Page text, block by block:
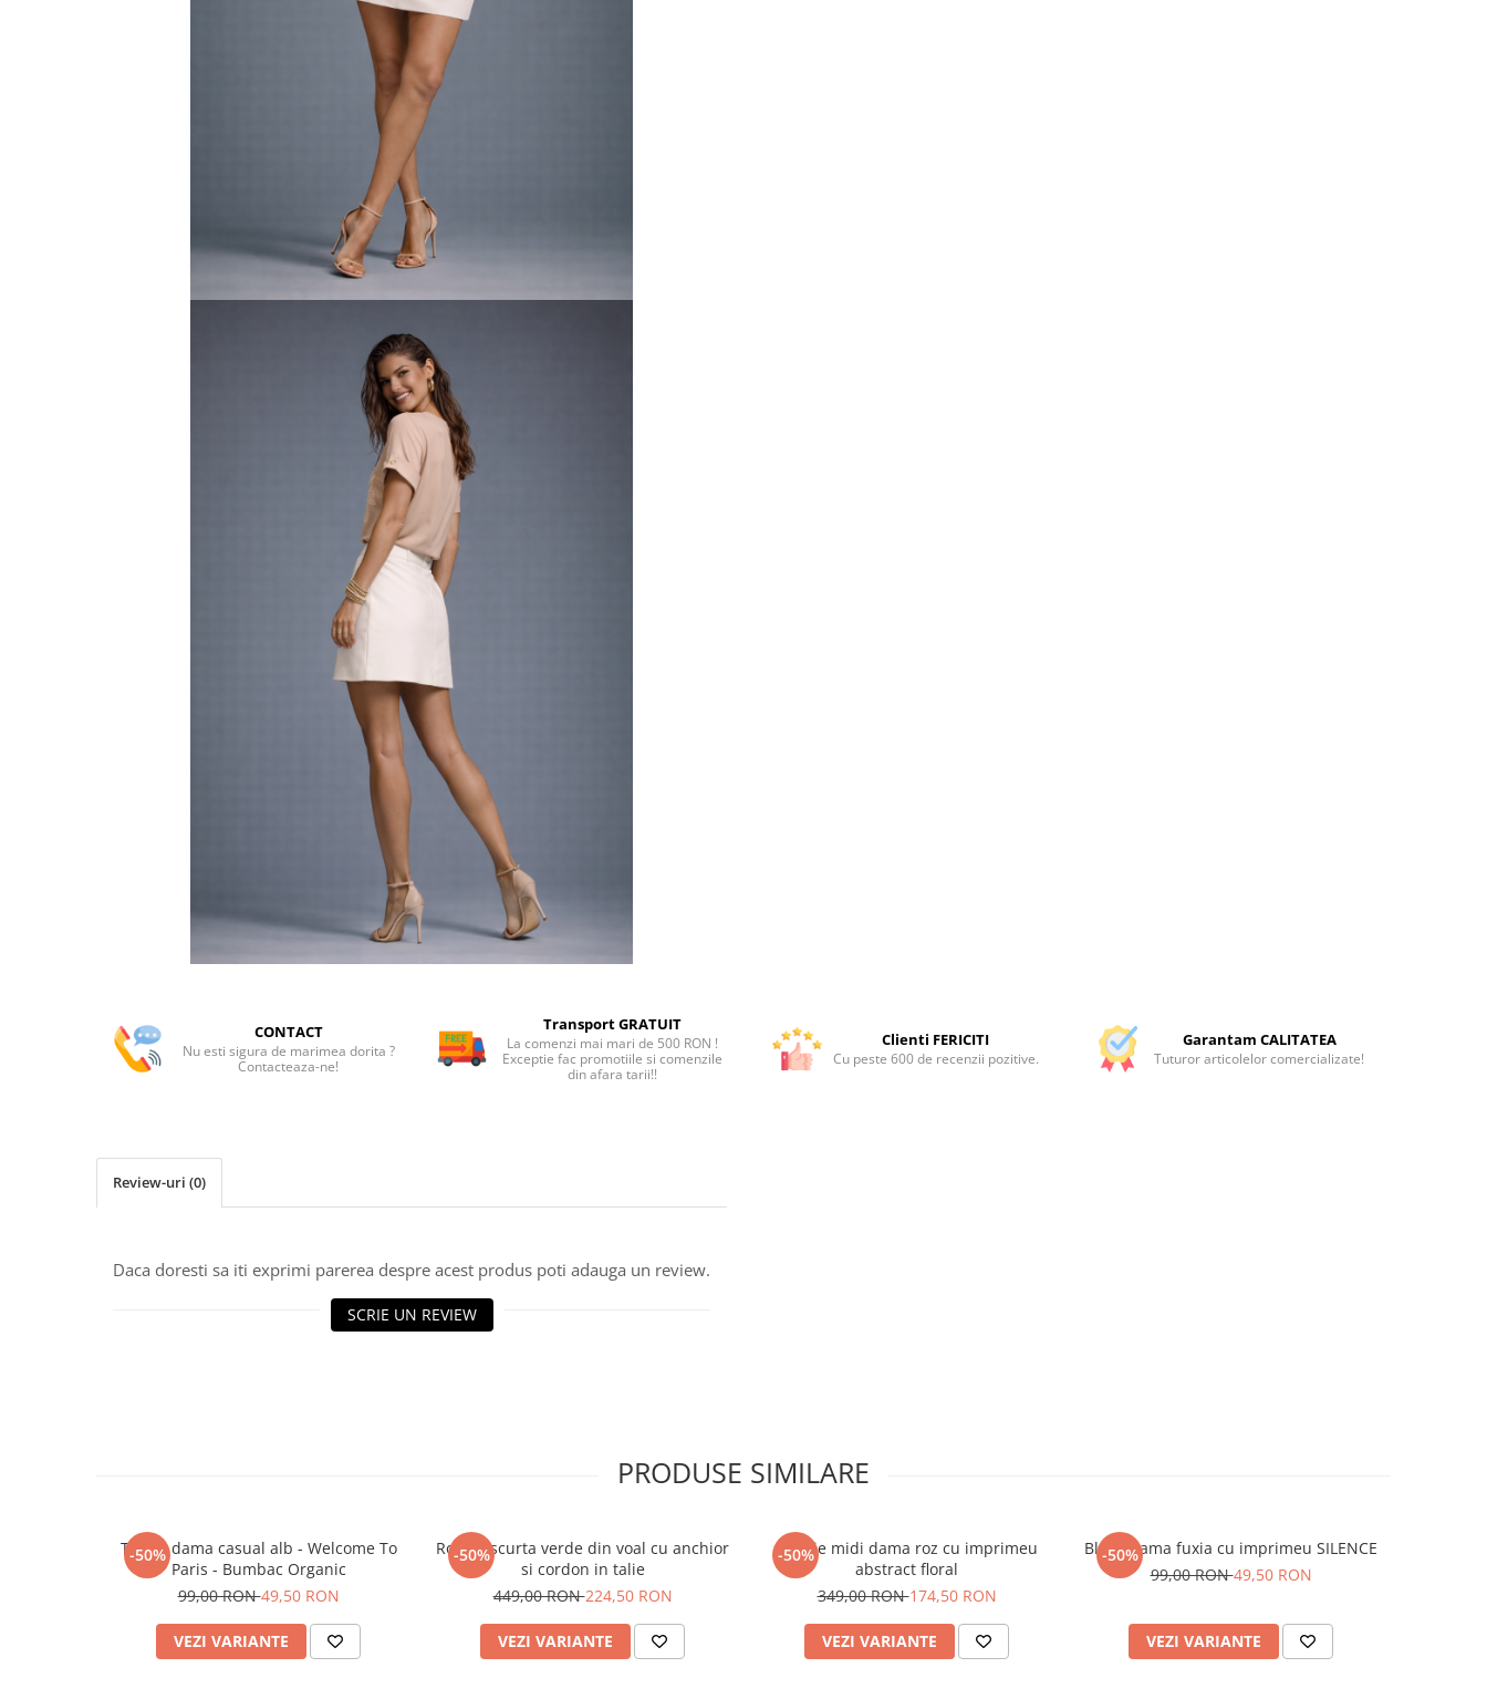
CONTACT
Nu esti sigura de marimea dorita ?
Contacteaza-ne!
Transport GRATUIT
La comenzi mai mari de 500 RON !
Exceptie fac promotiile si comenzile
din afara tarii!!
Clienti FERICITI
Cu peste 600 de recenzii pozitive.
Garantam CALITATEA
Tuturor articolelor comercializate!
Review-uri (0)
Daca doresti sa iti exprimi parerea despre acest produs poti adauga un review.
SCRIE UN REVIEW
PRODUSE SIMILARE
-50%
Tricou dama casual alb - Welcome To
Paris - Bumbac Organic
99,00 RON49,50 RON
VEZI VARIANTE
-50%
Rochie scurta verde din voal cu anchior
si cordon in talie
449,00 RON224,50 RON
VEZI VARIANTE
-50%
Rochie midi dama roz cu imprimeu
abstract floral
349,00 RON174,50 RON
VEZI VARIANTE
-50%
Bluza dama fuxia cu imprimeu SILENCE
99,00 RON49,50 RON
VEZI VARIANTE